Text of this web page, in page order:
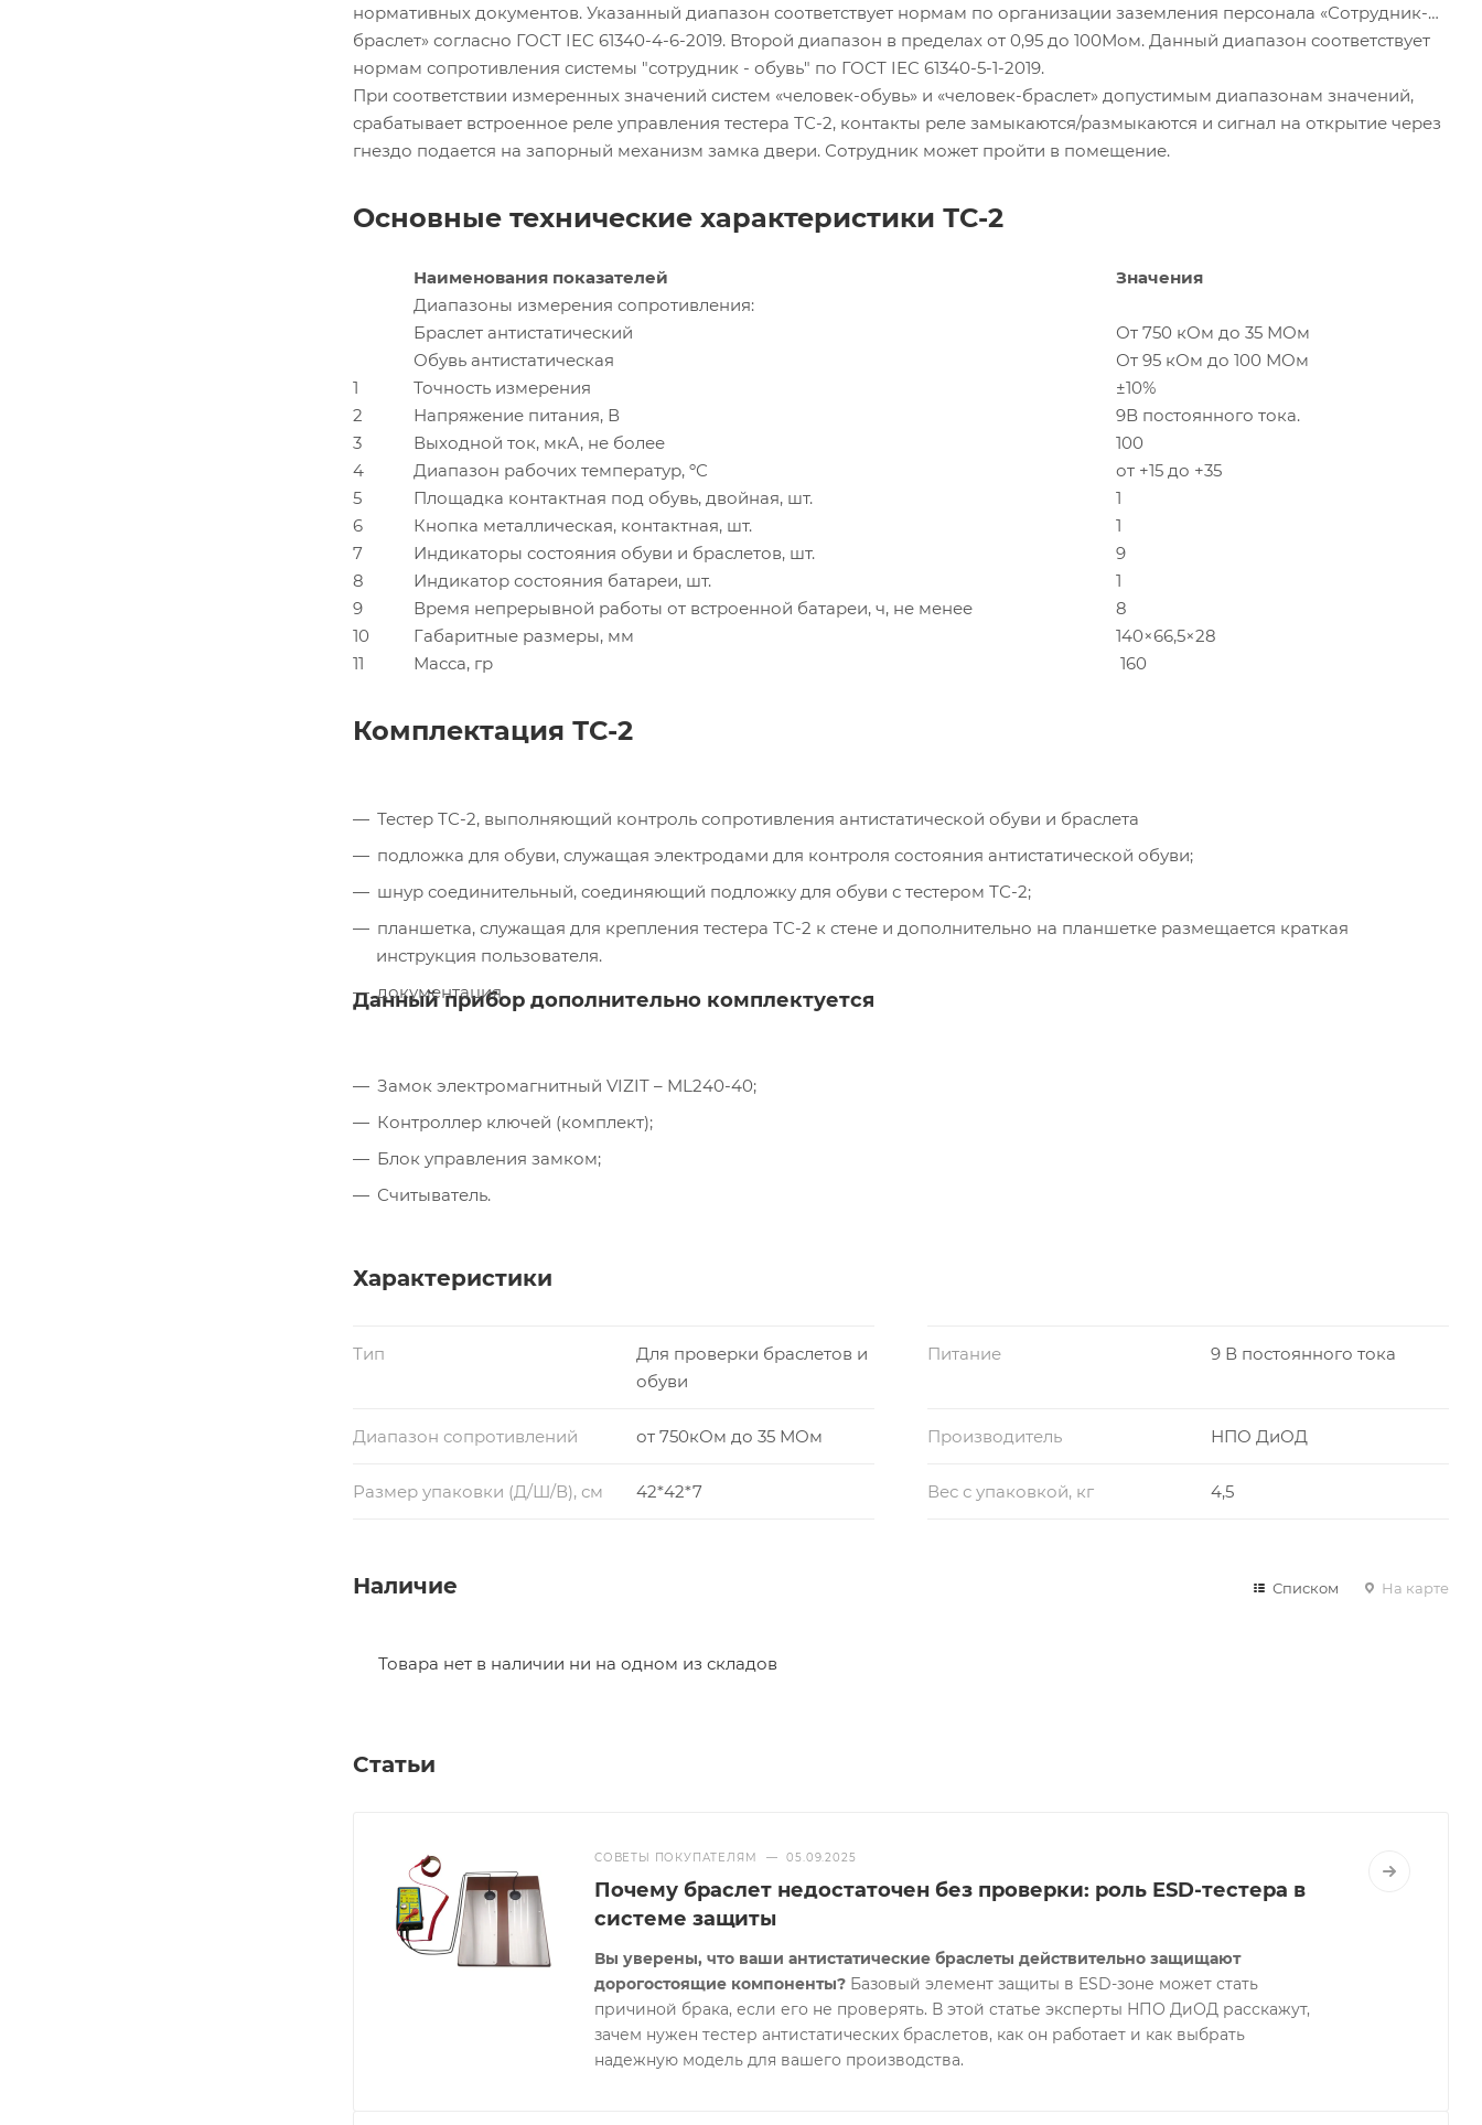
нормативных документов. Указанный диапазон соответствует нормам по организации заземления персонала «Сотрудник-
браслет» согласно ГОСТ IEC 61340-4-6-2019. Второй диапазон в пределах от 0,95 до 100Мом. Данный диапазон соответствует
нормам сопротивления системы "сотрудник - обувь" по ГОСТ IEC 61340-5-1-2019.
При соответствии измеренных значений систем «человек-обувь» и «человек-браслет» допустимым диапазонам значений,
срабатывает встроенное реле управления тестера ТС-2, контакты реле замыкаются/размыкаются и сигнал на открытие через
гнездо подается на запорный механизм замка двери. Сотрудник может пройти в помещение.
Основные технические характеристики ТС-2
Наименования показателей
Значения
Диапазоны измерения сопротивления:
Браслет антистатический
От 750 кОм до 35 МОм
Обувь антистатическая
От 95 кОм до 100 МОм
1
Точность измерения
±10%
2
Напряжение питания, В
9В постоянного тока.
3
Выходной ток, мкА, не более
100
4
Диапазон рабочих температур, ºС
от +15 до +35
5
Площадка контактная под обувь, двойная, шт.
1
6
Кнопка металлическая, контактная, шт.
1
7
Индикаторы состояния обуви и браслетов, шт.
9
8
Индикатор состояния батареи, шт.
1
9
Время непрерывной работы от встроенной батареи, ч, не менее
8
10
Габаритные размеры, мм
140×66,5×28
11
Масса, гр 160
Комплектация ТС-2
Тестер ТС-2, выполняющий контроль сопротивления антистатической обуви и браслета
подложка для обуви, служащая электродами для контроля состояния антистатической обуви;
шнур соединительный, соединяющий подложку для обуви с тестером ТС-2;
планшетка, служащая для крепления тестера ТС-2 к стене и дополнительно на планшетке размещается краткая
инструкция пользователя.
документация.
Данный прибор дополнительно комплектуется
Замок электромагнитный VIZIT – ML240-40;
Контроллер ключей (комплект);
Блок управления замком;
Считыватель.
Характеристики
Тип
Для проверки браслетов и
обуви
Питание 9 В постоянного тока
Диапазон сопротивлений от 750кОм до 35 МОм Производитель НПО ДиОД
Размер упаковки (Д/Ш/В), см 42*42*7 Вес с упаковкой, кг 4,5
Наличие Списком На карте
Товара нет в наличии ни на одном из складов
Статьи
СОВЕТЫ ПОКУПАТЕЛЯМ — 05.09.2025
Почему браслет недостаточен без проверки: роль ESD-тестера в
системе защиты
Вы уверены, что ваши антистатические браслеты действительно защищают
дорогостоящие компоненты? Базовый элемент защиты в ESD-зоне может стать
причиной брака, если его не проверять. В этой статье эксперты НПО ДиОД расскажут,
зачем нужен тестер антистатических браслетов, как он работает и как выбрать
надежную модель для вашего производства.